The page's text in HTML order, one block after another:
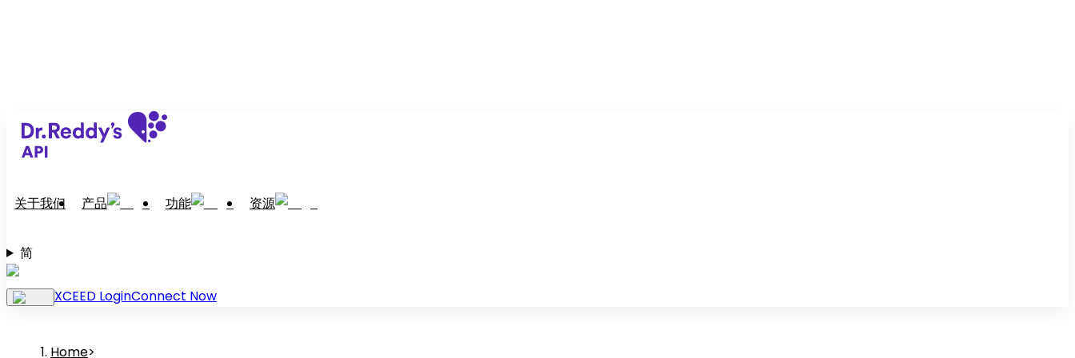
关于我们 产品 功能 资源
简
XCEED LoginConnect Now
Home>